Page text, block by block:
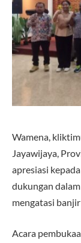
Wamena,
Jayawijaya,
apresiasi
dukungan
mengatasi
Acara